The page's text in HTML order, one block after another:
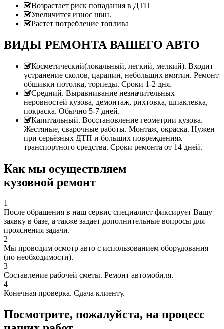
Возрастает риск попадания в ДТП
Увеличится износ шин.
Растет потребление топлива
ВИДЫ РЕМОНТА ВАШЕГО АВТО
Косметический(локальный, легкий, мелкий). Входит
устранение сколов, царапин, небольших вмятин. Ремонт
обшивки потолка, торпеды. Сроки 1-2 дня.
Средний. Выравнивание незначительных
неровностей кузова, демонтаж, рихтовка, шпаклевка,
покраска. Обычно 5-7 дней.
Капитальный. Восстановление геометрии кузова.
Жестяные, сварочные работы. Монтаж, окраска. Нужен
при серьёзных ДТП и больших повреждениях
транспортного средства. Сроки ремонта от 14 дней.
Как мы осуществляем
кузовной ремонт
1
После обращения в наш сервис специалист фиксирует Вашу
заявку в базе, а также задает дополнительные вопросы для
прояснения задачи.
2
Мы проводим осмотр авто с использованием оборудования
(по необходимости).
3
Составление рабочей сметы. Ремонт автомобиля.
4
Конечная проверка. Сдача клиенту.
Посмотрите, пожалуйста, на процесс